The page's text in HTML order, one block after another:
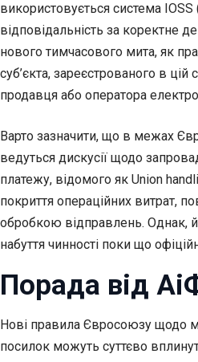
використовується система
відповідальність за коректне
нового тимчасового мита, як
суб’єкта, зареєстрованого в цій
продавця або оператора
Варто зазначити, що в межах
ведуться дискусії щодо
платежу, відомого як Union
покриття операційних витрат,
обробкою відправлень. Однак,
набуття чинності поки що
Порада від
Нові правила Євросоюзу щодо
посилок можуть суттєво